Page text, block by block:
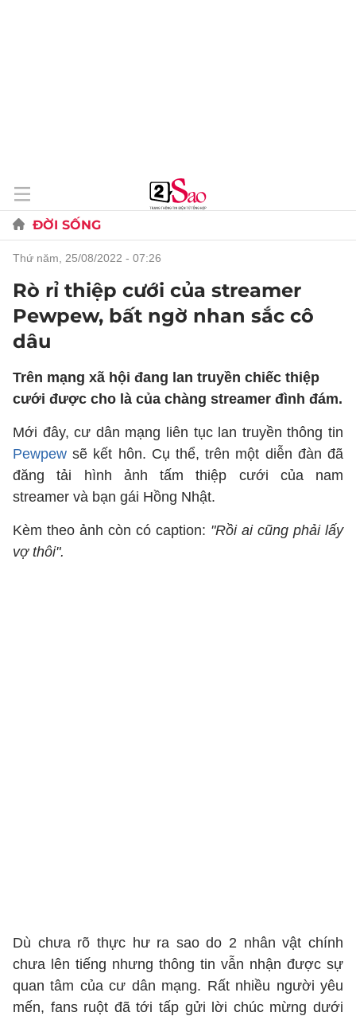
ĐỜI SỐNG
thứ năm, 25/08/2022 - 07:26
Rò rỉ thiệp cưới của streamer
Pewpew, bất ngờ nhan sắc cô
dâu
Trên mạng xã hội đang lan truyền chiếc thiệp
cưới được cho là của chàng streamer đình đám.
Mới đây, cư dân mạng liên tục lan truyền thông tin
Pewpew sẽ kết hôn. Cụ thể, trên một diễn đàn đã
đăng tải hình ảnh tấm thiệp cưới của nam
streamer và bạn gái Hồng Nhật.
Kèm theo ảnh còn có caption: "Rồi ai cũng phải lấy
vợ thôi".
Dù chưa rõ thực hư ra sao do 2 nhân vật chính
chưa lên tiếng nhưng thông tin vẫn nhận được sự
quan tâm của cư dân mạng. Rất nhiều người yêu
mến, fans ruột đã tới tấp gửi lời chúc mừng dưới